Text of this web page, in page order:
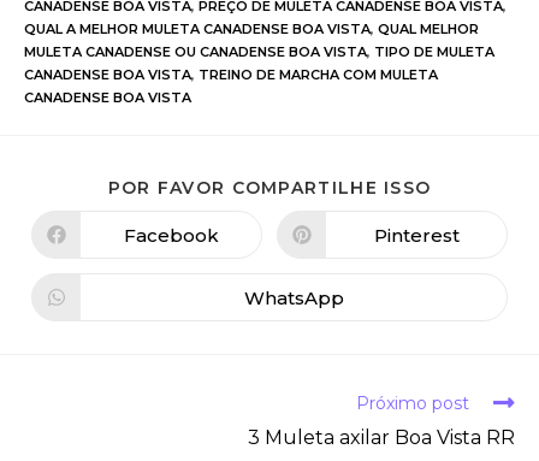
CANADENSE BOA VISTA, PREÇO DE MULETA CANADENSE BOA VISTA,
QUAL A MELHOR MULETA CANADENSE BOA VISTA, QUAL MELHOR
MULETA CANADENSE OU CANADENSE BOA VISTA, TIPO DE MULETA
CANADENSE BOA VISTA, TREINO DE MARCHA COM MULETA
CANADENSE BOA VISTA
POR FAVOR COMPARTILHE ISSO
Facebook Pinterest
WhatsApp
Próximo post
3 Muleta axilar Boa Vista RR